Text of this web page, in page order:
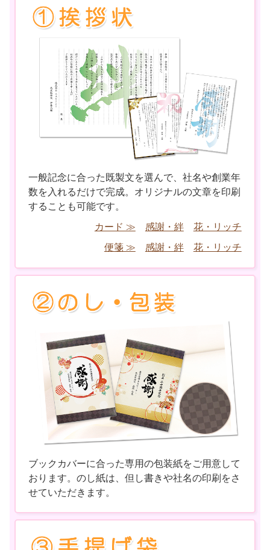
一般記念に合った既製文を選んで、社名や創業年
数を入れるだけで完成。オリジナルの文章を印刷
することも可能です。
カード ≫
感謝・絆
花・リッチ
便箋 ≫
感謝・絆 花・リッチ
ブックカバーに合った専用の包装紙をご用意して
おります。のし紙は、但し書きや社名の印刷をさ
せていただきます。